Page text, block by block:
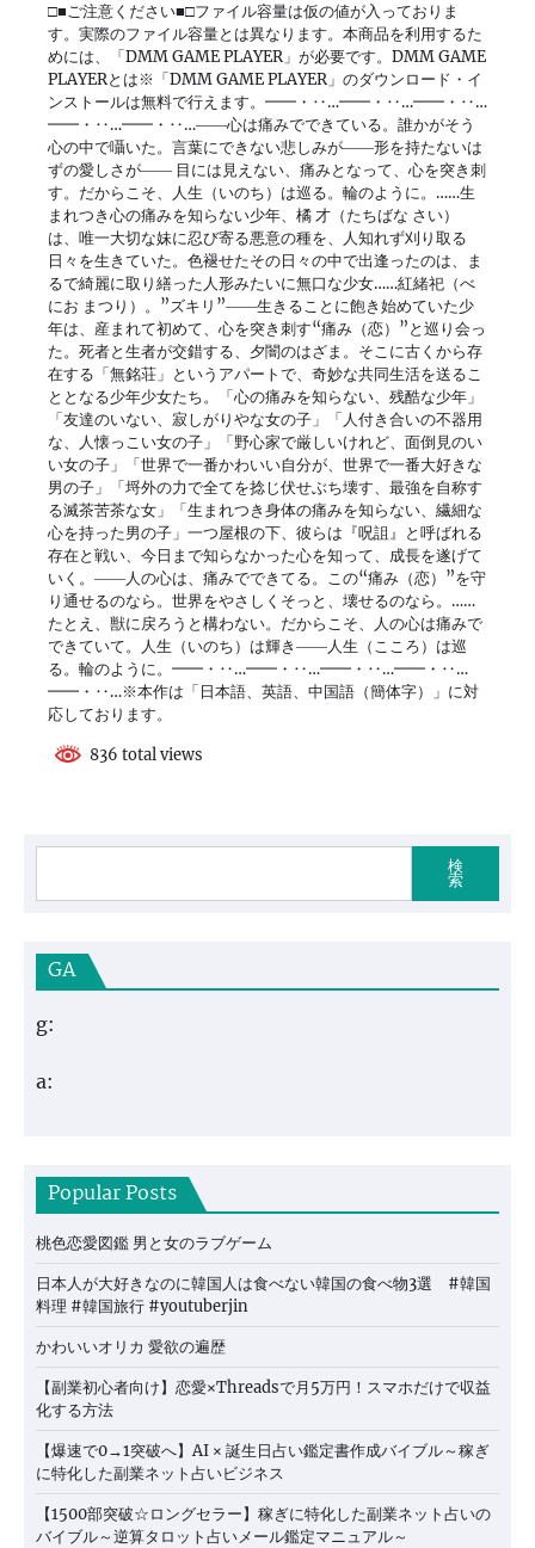
□■ご注意ください■□ファイル容量は仮の値が入っておりま
す。実際のファイル容量とは異なります。本商品を利用するた
めには、「DMM GAME PLAYER」が必要です。DMM GAME
PLAYERとは※「DMM GAME PLAYER」のダウンロード・イ
ンストールは無料で行えます。━━・‥…━━・‥…━━・‥…
━━・‥…━━・‥…――心は痛みでできている。誰かがそう
心の中で囁いた。言葉にできない悲しみが――形を持たないは
ずの愛しさが―― 目には見えない、痛みとなって、心を突き刺
す。だからこそ、人生（いのち）は巡る。輪のように。……生
まれつき心の痛みを知らない少年、橘 才（たちばな さい）
は、唯一大切な妹に忍び寄る悪意の種を、人知れず刈り取る
日々を生きていた。色褪せたその日々の中で出逢ったのは、ま
るで綺麗に取り繕った人形みたいに無口な少女……紅緒祀（べ
にお まつり）。”ズキリ”――生きることに飽き始めていた少
年は、産まれて初めて、心を突き刺す“痛み（恋）”と巡り会っ
た。死者と生者が交錯する、夕闇のはざま。そこに古くから存
在する「無銘荘」というアパートで、奇妙な共同生活を送るこ
ととなる少年少女たち。「心の痛みを知らない、残酷な少年」
「友達のいない、寂しがりやな女の子」「人付き合いの不器用
な、人懐っこい女の子」「野心家で厳しいけれど、面倒見のい
い女の子」「世界で一番かわいい自分が、世界で一番大好きな
男の子」「埒外の力で全てを捻じ伏せぶち壊す、最強を自称す
る滅茶苦茶な女」「生まれつき身体の痛みを知らない、繊細な
心を持った男の子」一つ屋根の下、彼らは『呪詛』と呼ばれる
存在と戦い、今日まで知らなかった心を知って、成長を遂げて
いく。――人の心は、痛みでできてる。この“痛み（恋）”を守
り通せるのなら。世界をやさしくそっと、壊せるのなら。……
たとえ、獣に戻ろうと構わない。だからこそ、人の心は痛みで
できていて。人生（いのち）は輝き――人生（こころ）は巡
る。輪のように。━━・‥…━━・‥…━━・‥…━━・‥…
━━・‥…※本作は「日本語、英語、中国語（簡体字）」に対
応しております。
836 total views
検
索
GA
g:
a:
Popular Posts
桃色恋愛図鑑 男と女のラブゲーム
日本人が大好きなのに韓国人は食べない韓国の食べ物3選 #韓国
料理 #韓国旅行 #youtuberjin
かわいいオリカ 愛欲の遍歴
【副業初心者向け】恋愛×Threadsで月5万円！スマホだけで収益
化する方法
【爆速で0→1突破へ】AI × 誕生日占い鑑定書作成バイブル～稼ぎ
に特化した副業ネット占いビジネス
【1500部突破☆ロングセラー】稼ぎに特化した副業ネット占いの
バイブル～逆算タロット占いメール鑑定マニュアル～